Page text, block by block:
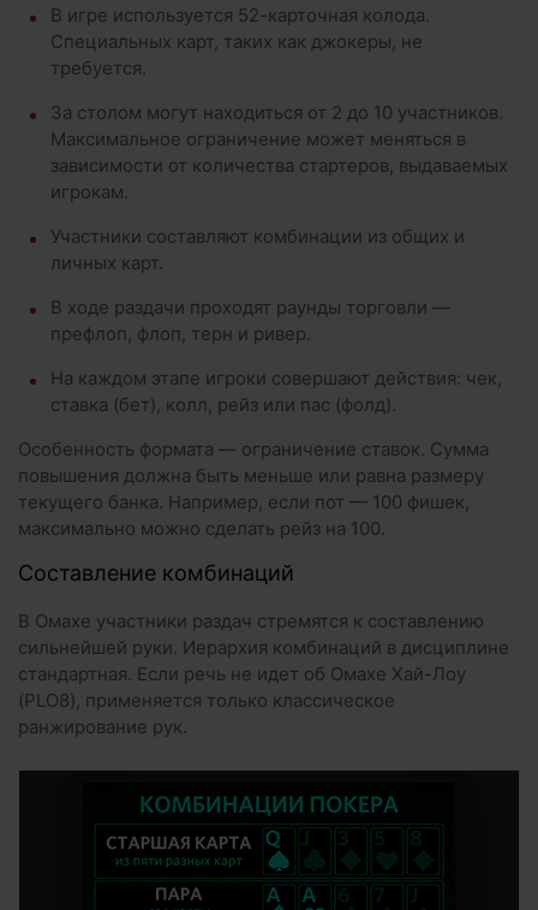
В игре используется 52-карточная колода.
Специальных карт, таких как джокеры, не
требуется.
За столом могут находиться от 2 до 10 участников.
Максимальное ограничение может меняться в
зависимости от количества стартеров, выдаваемых
игрокам.
Участники составляют комбинации из общих и
личных карт.
В ходе раздачи проходят раунды торговли —
префлоп, флоп, терн и ривер.
На каждом этапе игроки совершают действия: чек,
ставка (бет), колл, рейз или пас (фолд).
Особенность формата — ограничение ставок. Сумма
повышения должна быть меньше или равна размеру
текущего банка. Например, если пот — 100 фишек,
максимально можно сделать рейз на 100.
Составление комбинаций
В Омахе участники раздач стремятся к составлению
сильнейшей руки. Иерархия комбинаций в дисциплине
стандартная. Если речь не идет об Омахе Хай-Лоу
(PLO8), применяется только классическое
ранжирование рук.